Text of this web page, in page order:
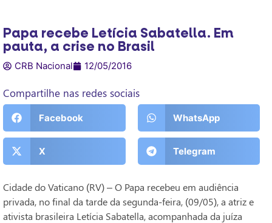
Papa recebe Letícia Sabatella. Em
pauta, a crise no Brasil
CRB Nacional 12/05/2016
Compartilhe nas redes sociais
Facebook WhatsApp
X Telegram
Cidade do Vaticano (RV) – O Papa recebeu em audiência
privada, no final da tarde da segunda-feira, (09/05), a atriz e
ativista brasileira Letícia Sabatella, acompanhada da juíza